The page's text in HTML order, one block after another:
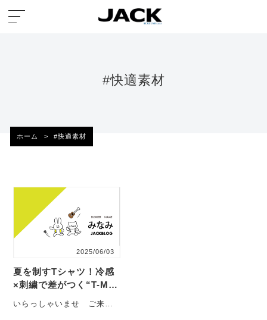
#快適素材
ホーム > #快適素材
2025/06/03
夏を制すTシャツ！冷感
×刺繍で差がつく“T-MA
いらっしゃいませ ご来店